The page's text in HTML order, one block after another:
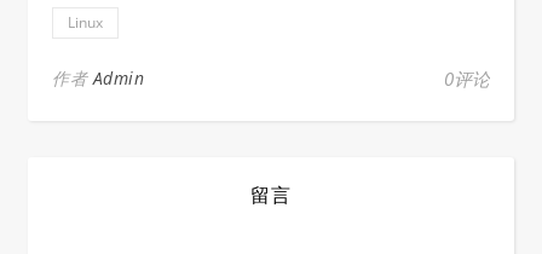
Linux
作者Admin 0评论
留言